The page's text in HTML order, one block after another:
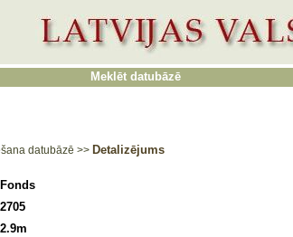
Meklēt datubāzē
datubāzē >> Detalizējums
Fonds
2705
2.9m